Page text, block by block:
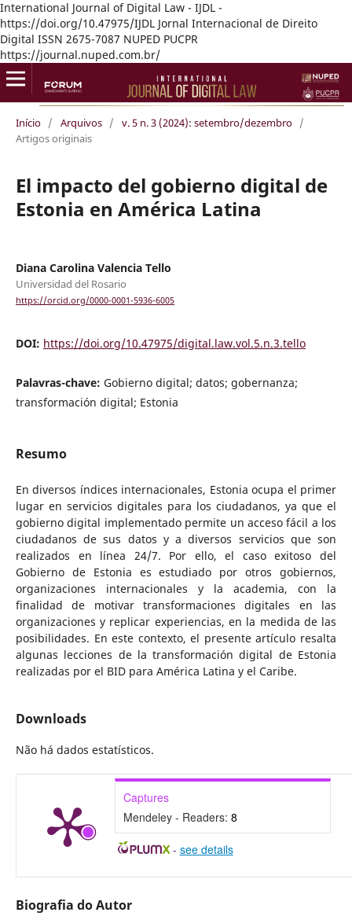
International Journal of Digital Law - IJDL -
https://doi.org/10.47975/IJDL Jornal Internacional de Direito
Digital ISSN 2675-7087 NUPED PUCPR
https://journal.nuped.com.br/
Início / Arquivos / v. 5 n. 3 (2024): setembro/dezembro /
Artigos originais
El impacto del gobierno digital de
Estonia en América Latina
Diana Carolina Valencia Tello
Universidad del Rosario
https://orcid.org/0000-0001-5936-6005
DOI: https://doi.org/10.47975/digital.law.vol.5.n.3.tello
Palavras-chave: Gobierno digital; datos; gobernanza;
transformación digital; Estonia
Resumo
En diversos índices internacionales, Estonia ocupa el primer
lugar en servicios digitales para los ciudadanos, ya que el
gobierno digital implementado permite un acceso fácil a los
ciudadanos de sus datos y a diversos servicios que son
realizados en línea 24/7. Por ello, el caso exitoso del
Gobierno de Estonia es estudiado por otros gobiernos,
organizaciones internacionales y la academia, con la
finalidad de motivar transformaciones digitales en las
organizaciones y replicar experiencias, en la medida de las
posibilidades. En este contexto, el presente artículo resalta
algunas lecciones de la transformación digital de Estonia
realizadas por el BID para América Latina y el Caribe.
Downloads
Não há dados estatísticos.
Captures
Mendeley - Readers: 8
- see details
Biografia do Autor